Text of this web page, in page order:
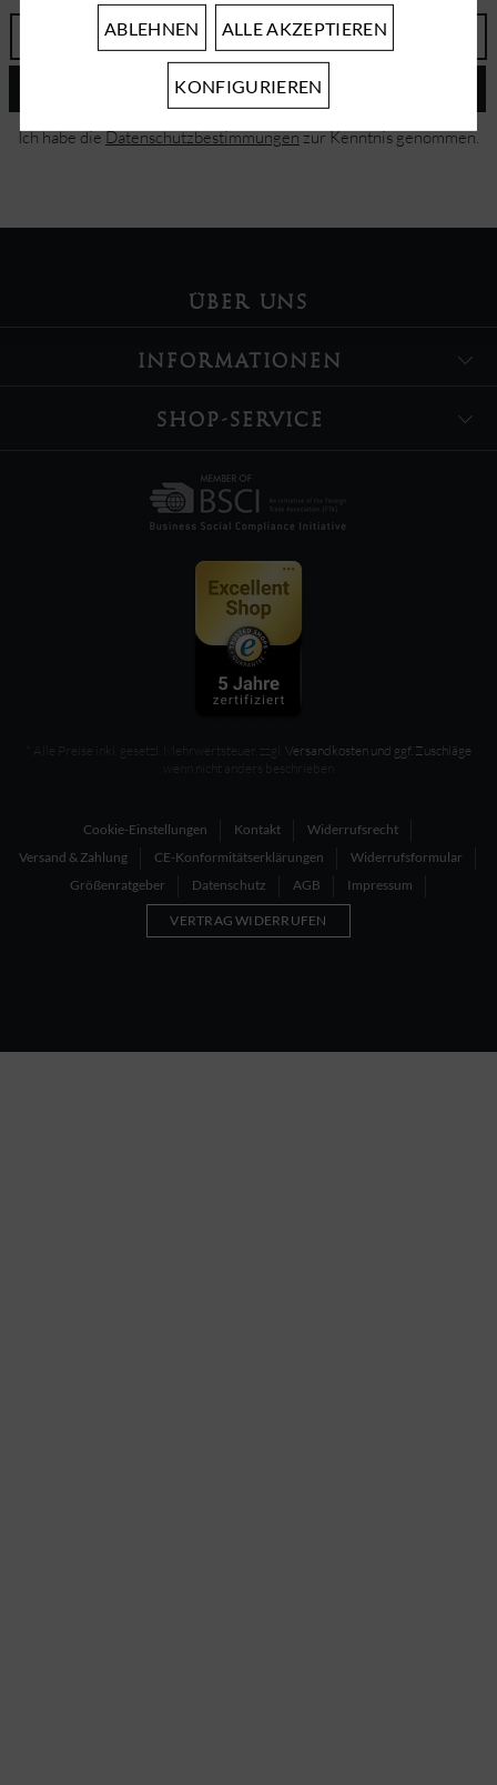
ABSENDEN
Ich habe dieDatenschutzbestimmungenzur Kenntnis genommen.
ÜBER UNS
INFORMATIONEN
SHOP-SERVICE
* Alle Preise inkl. gesetzl. Mehrwertsteuer, zzgl. Versandkosten und ggf. Zuschläge
wenn nicht anders beschrieben
Cookie-Einstellungen Kontakt
Widerrufsrecht
Versand & Zahlung
CE-Konformitätserklärungen
Widerrufsformular
Größenratgeber
Datenschutz AGB Impressum
VERTRAG WIDERRUFEN
ABLEHNEN ALLE AKZEPTIEREN
KONFIGURIEREN